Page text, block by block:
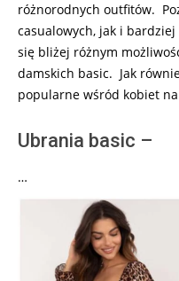
różnorodnych outfitów.
casualowych, jak i
się bliżej różnym
damskich basic. Jak
popularne wśród kobiet na
Ubrania basic –
…